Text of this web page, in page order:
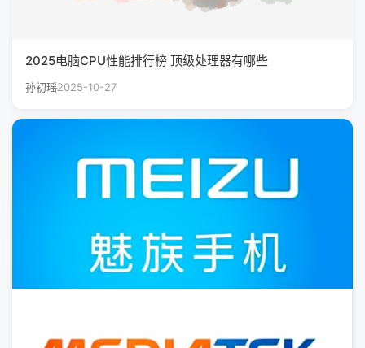
2025电脑CPU性能排行榜 顶级处理器有哪些
孙初瑶2025-10-27